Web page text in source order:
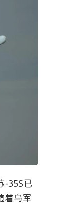
-35S已
着乌军